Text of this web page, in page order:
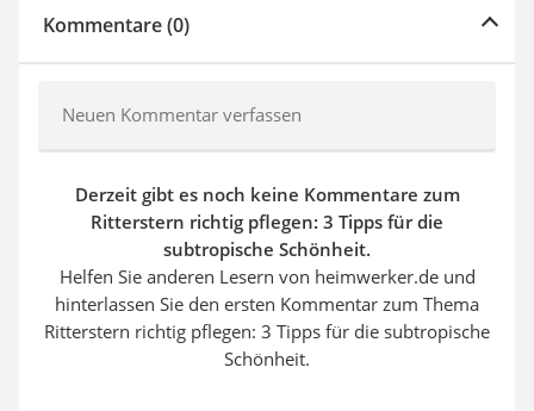
Kommentare (0)
Neuen Kommentar verfassen
Derzeit gibt es noch keine Kommentare zum
Ritterstern richtig pflegen: 3 Tipps für die
subtropische Schönheit.
Helfen Sie anderen Lesern von heimwerker.de und
hinterlassen Sie den ersten Kommentar zum Thema
Ritterstern richtig pflegen: 3 Tipps für die subtropische
Schönheit.